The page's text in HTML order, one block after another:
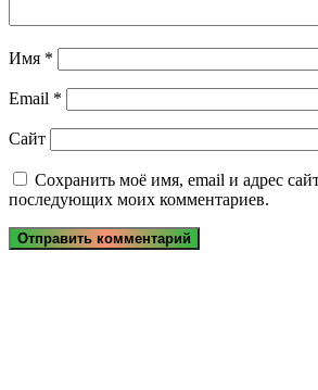
Имя *
Email *
Сайт
Сохранить моё имя, email и адрес
последующих моих комментариев.